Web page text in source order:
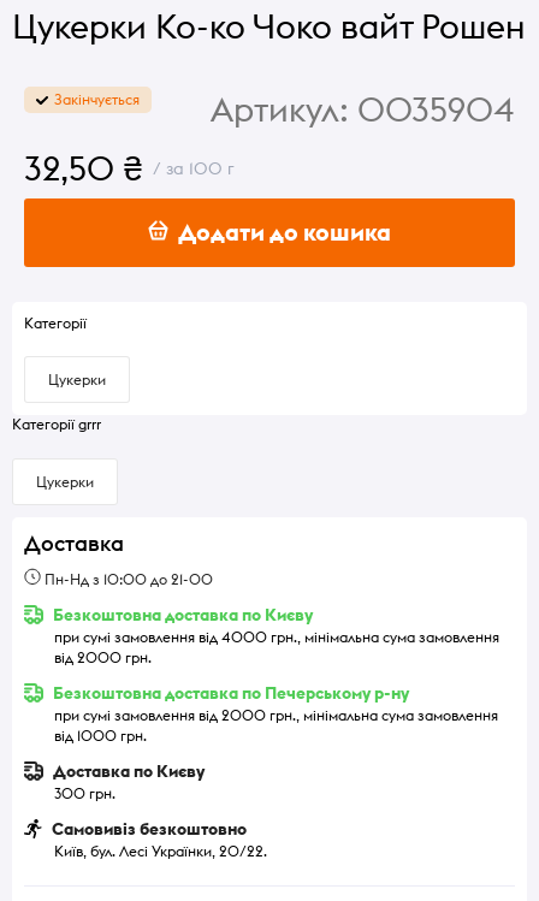
Цукерки Ко-ко Чоко вайт Рошен
Закінчується Артикул: 0035904
32,50 ₴ / за 100 г
Додати до кошика
Категорії
Цукерки
Категорії grrr
Цукерки
Доставка
Пн-Нд з 10:00 до 21-00
Безкоштовна доставка по Києву
при сумі замовлення від 4000 грн., мінімальна сума замовлення
від 2000 грн.
Безкоштовна доставка по Печерському р-ну
при сумі замовлення від 2000 грн., мінімальна сума замовлення
від 1000 грн.
Доставка по Києву
300 грн.
Самовивіз безкоштовно
Київ, бул. Лесі Українки, 20/22.